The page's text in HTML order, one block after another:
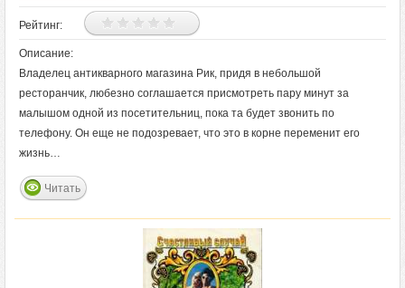
Рейтинг:
Описание:
Владелец антикварного магазина Рик, придя в небольшой
ресторанчик, любезно соглашается присмотреть пару минут за
малышом одной из посетительниц, пока та будет звонить по
телефону. Он еще не подозревает, что это в корне переменит его
жизнь…
Читать